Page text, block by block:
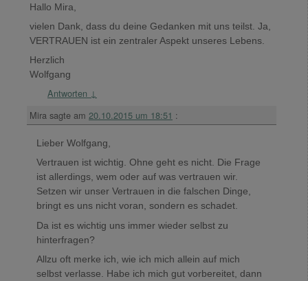
Hallo Mira,
vielen Dank, dass du deine Gedanken mit uns teilst. Ja,
VERTRAUEN ist ein zentraler Aspekt unseres Lebens.
Herzlich
Wolfgang
Antworten ↓
Mira sagte am 20.10.2015 um 18:51 :
Lieber Wolfgang,
Vertrauen ist wichtig. Ohne geht es nicht. Die Frage
ist allerdings, wem oder auf was vertrauen wir.
Setzen wir unser Vertrauen in die falschen Dinge,
bringt es uns nicht voran, sondern es schadet.
Da ist es wichtig uns immer wieder selbst zu
hinterfragen?
Allzu oft merke ich, wie ich mich allein auf mich
selbst verlasse. Habe ich mich gut vorbereitet, dann